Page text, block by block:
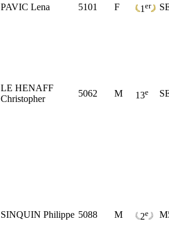
PAVIC Lena 5101 F 1 er
LE HENAFF
Christopher
5062 M 13e
SINQUIN Philippe 5088 M 2e